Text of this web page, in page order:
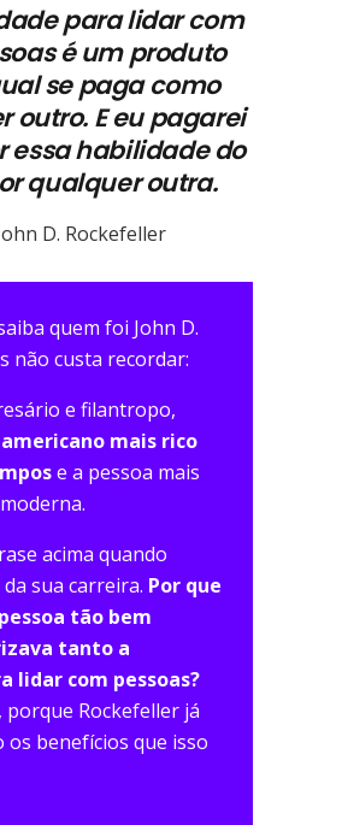
para lidar com
é um produto
se paga como
outro. E eu pagarei
essa habilidade do
qualquer outra.
D. Rockefeller
quem foi John D.
não custa recordar:
e filantropo,
mais rico
e a pessoa mais
acima quando
sua carreira. Por que
tão bem
tanto a
lidar com pessoas?
porque Rockefeller já
os benefícios que isso